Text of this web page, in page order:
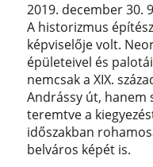
2019. december 30.
A historizmus
képviselője volt.
épületeivel és
nemcsak a XIX.
Andrássy út, hanem
teremtve a
időszakban
belváros képét is.